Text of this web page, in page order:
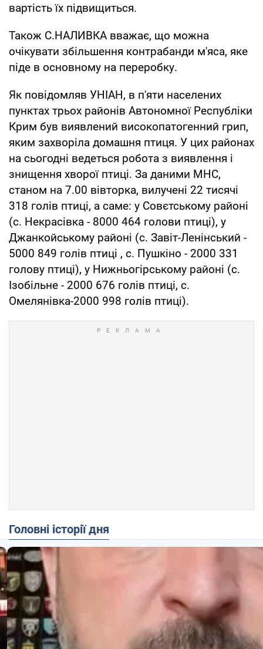
вартість їх підвищиться.
Також С.НАЛИВКА вважає, що можна
очікувати збільшення контрабанди м'яса, яке
піде в основному на переробку.
Як повідомляв УНІАН, в п'яти населених
пунктах трьох районів Автономної Республіки
Крим був виявлений високопатогенний грип,
яким захворіла домашня птиця. У цих районах
на сьогодні ведеться робота з виявлення і
знищення хворої птиці. За даними МНС,
станом на 7.00 вівторка, вилучені 22 тисячі
318 голів птиці, а саме: у Совєтському районі
(с. Некрасівка - 8000 464 голови птиці), у
Джанкойському районі (с. Завіт-Ленінський -
5000 849 голів птиці , с. Пушкіно - 2000 331
голову птиці), у Нижньогірському районі (с.
Ізобільне - 2000 676 голів птиці, с.
Омелянівка-2000 998 голів птиці).
Головні історії дня